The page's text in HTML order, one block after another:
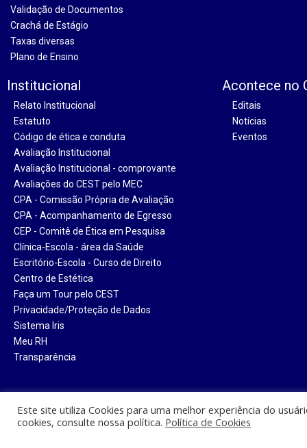
Validação de Documentos
Crachá de Estágio
Taxas diversas
Plano de Ensino
Institucional
Relato Institucional
Estatuto
Código de ética e conduta
Avaliação Institucional
Avaliação Institucional - comprovante
Avaliações do CEST pelo MEC
CPA - Comissão Própria de Avaliação
CPA - Acompanhamento de Egresso
CEP - Comitê de Ética em Pesquisa
Clínica-Escola - área da Saúde
Escritório-Escola - Curso de Direito
Centro de Estética
Faça um Tour pelo CEST
Privacidade/Proteção de Dados
Sistema Iris
Meu RH
Transparência
Acontece no
Editais
Notícias
Eventos
Este site utiliza Cookies para uma melhor experiência do
cookies, consulte nossa política. Política de Cookies